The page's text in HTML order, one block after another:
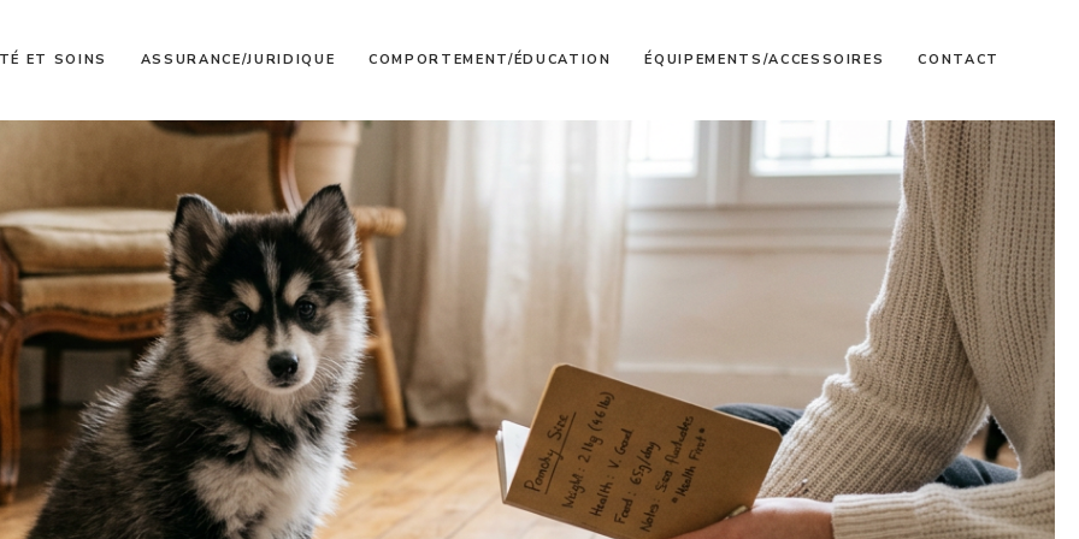
ET SOINS ASSURANCE/JURIDIQUE COMPORTEMENT/ÉDUCATION ÉQUIPEMENTS/ACCESSOIRES CONTACT